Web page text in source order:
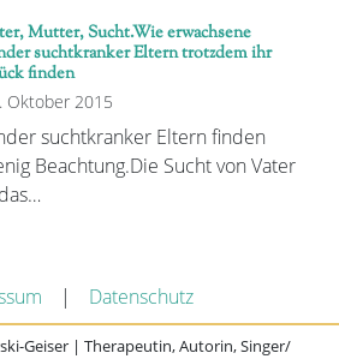
Mutter, Sucht.Wie erwachsene
suchtkranker Eltern trotzdem ihr
finden
Oktober 2015
suchtkranker Eltern finden
Beachtung.Die Sucht von Vater
| Datenschutz
Geiser | Therapeutin, Autorin, Singer/